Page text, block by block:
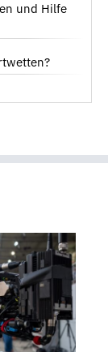
und Hilfe